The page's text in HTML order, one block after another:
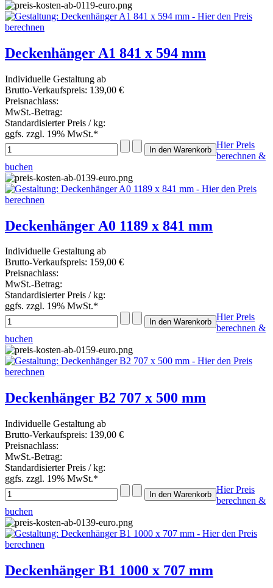
Deckenhänger A1 841 x 594 mm
Individuelle Gestaltung ab
Brutto-Verkaufspreis: 139,00 €
Preisnachlass:
MwSt.-Betrag:
Standardisierter Preis / kg:
ggfs. zzgl. 19% MwSt.*
Hier Preis
berechnen &
buchen
Deckenhänger A0 1189 x 841 mm
Individuelle Gestaltung ab
Brutto-Verkaufspreis: 159,00 €
Preisnachlass:
MwSt.-Betrag:
Standardisierter Preis / kg:
ggfs. zzgl. 19% MwSt.*
Hier Preis
berechnen &
buchen
Deckenhänger B2 707 x 500 mm
Individuelle Gestaltung ab
Brutto-Verkaufspreis: 139,00 €
Preisnachlass:
MwSt.-Betrag:
Standardisierter Preis / kg:
ggfs. zzgl. 19% MwSt.*
Hier Preis
berechnen &
buchen
Deckenhänger B1 1000 x 707 mm